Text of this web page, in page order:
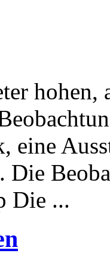
hohen,
eine
Die
Die ...